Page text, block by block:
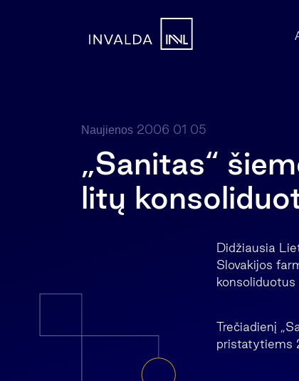
Naujienos 2006 01 05
„Sanitas“
litų
Didžiausia
Slovakijos
Trečiadienį
pristatytiems